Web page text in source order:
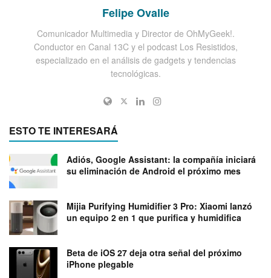
Felipe Ovalle
Comunicador Multimedia y Director de OhMyGeek!.
Conductor en Canal 13C y el podcast Los Resistidos,
especializado en el análisis de gadgets y tendencias
tecnológicas.
ESTO TE INTERESARÁ
Adiós, Google Assistant: la compañía iniciará
su eliminación de Android el próximo mes
Mijia Purifying Humidifier 3 Pro: Xiaomi lanzó
un equipo 2 en 1 que purifica y humidifica
Beta de iOS 27 deja otra señal del próximo
iPhone plegable